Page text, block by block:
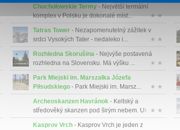
Chochołowskie Termy- Největší termální
komplex v Polsku je dokonalé míst...
★ ★
Tatras Tower- Nezapomenutelný zážitek v
srdci Vysokých Tater - nedaleko i...
★ ★
Rozhledna Skorušina- Nejvýše postavená
rozhledna na Slovensku. Má výšku ...
★ ★
Park Miejski im. Marszałka Józefa
Piłsudskiego- Park Miejski im. Marsz... ★ ★
Archeoskanzen Havránok- Keltský a
středověký skanzen pod širým nebem. Uk...★ ★
Kasprov Vrch- Kasprov Vrch je jeden z